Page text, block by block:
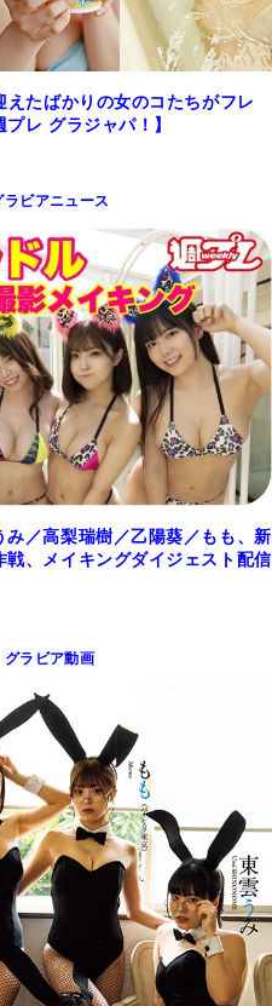
たばかりの女のコたちがフレ
レ グラジャパ！】
ラビアニュース
み／高梨瑞樹／乙陽葵／もも、新
、メイキングダイジェスト配信
グラビア動画